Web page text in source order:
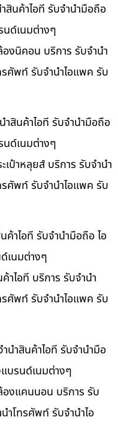
สินค้าไอที รับจำนำมือถือ
นด์เนมต่างๆ
งนิคอน บริการ รับจำนำ
ศัพท์ รับจำนำไอแพค รับ
ำสินค้าไอที รับจำนำมือถือ
นด์เนมต่างๆ
ป๋าหลุยส์ บริการ รับจำนำ
ศัพท์ รับจำนำไอแพค รับ
ค้าไอที รับจำนำมือถือ ไอ
เนมต่างๆ
าไอที บริการ รับจำนำ
ศัพท์ รับจำนำไอแพค รับ
นำสินค้าไอที รับจำนำมือ
บรนด์เนมต่างๆ
งแคนนอน บริการ รับ
ำโทรศัพท์ รับจำนำไอ